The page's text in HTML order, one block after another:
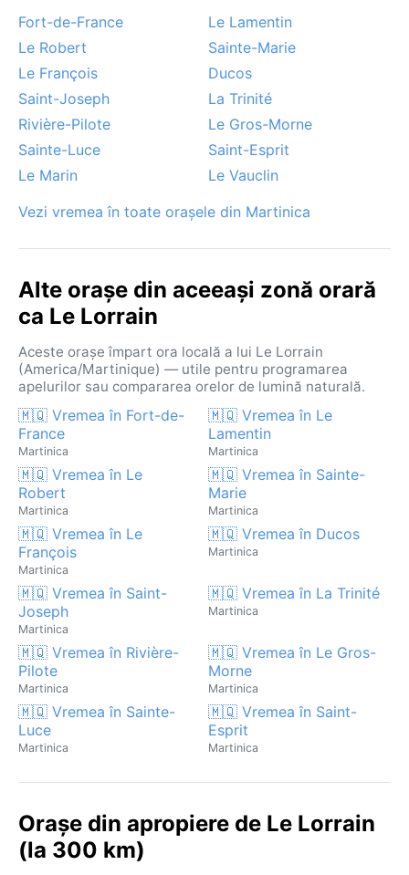
Fort-de-France
Le Lamentin
Le Robert
Sainte-Marie
Le François
Ducos
Saint-Joseph
La Trinité
Rivière-Pilote
Le Gros-Morne
Sainte-Luce
Saint-Esprit
Le Marin
Le Vauclin
Vezi vremea în toate orașele din Martinica
Alte orașe din aceeași zonă orară
ca Le Lorrain
Aceste orașe împart ora locală a lui Le Lorrain
(America/Martinique) — utile pentru programarea
apelurilor sau compararea orelor de lumină naturală.
🇲🇶 Vremea în Fort-de-
France
Martinica
🇲🇶 Vremea în Le
Lamentin
Martinica
🇲🇶 Vremea în Le
Robert
Martinica
🇲🇶 Vremea în Sainte-
Marie
Martinica
🇲🇶 Vremea în Le
François
Martinica
🇲🇶 Vremea în Ducos
Martinica
🇲🇶 Vremea în Saint-
Joseph
Martinica
🇲🇶 Vremea în La Trinité
Martinica
🇲🇶 Vremea în Rivière-
Pilote
Martinica
🇲🇶 Vremea în Le Gros-
Morne
Martinica
🇲🇶 Vremea în Sainte-
Luce
Martinica
🇲🇶 Vremea în Saint-
Esprit
Martinica
Orașe din apropiere de Le Lorrain
(la 300 km)